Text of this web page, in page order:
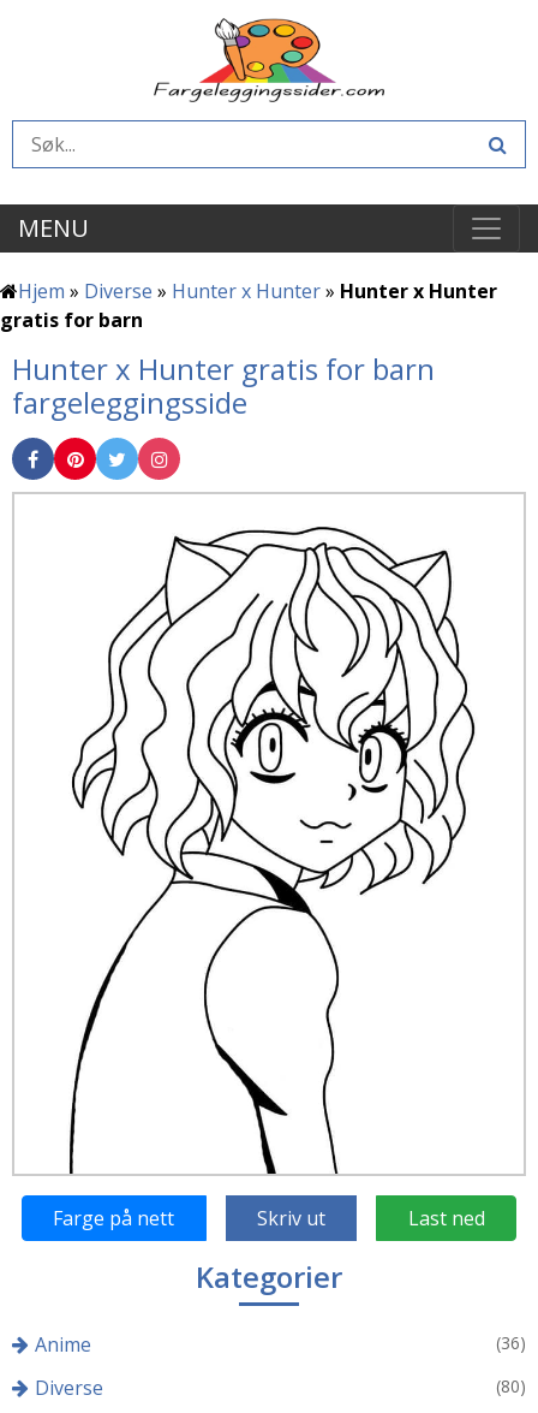
MENU
Hjem » Diverse » Hunter x Hunter» Hunter x Hunter
gratis for barn
Hunter x Hunter gratis for barn
fargeleggingsside
Farge på nett Skriv ut Last ned
Kategorier
Anime (36)
Diverse (80)